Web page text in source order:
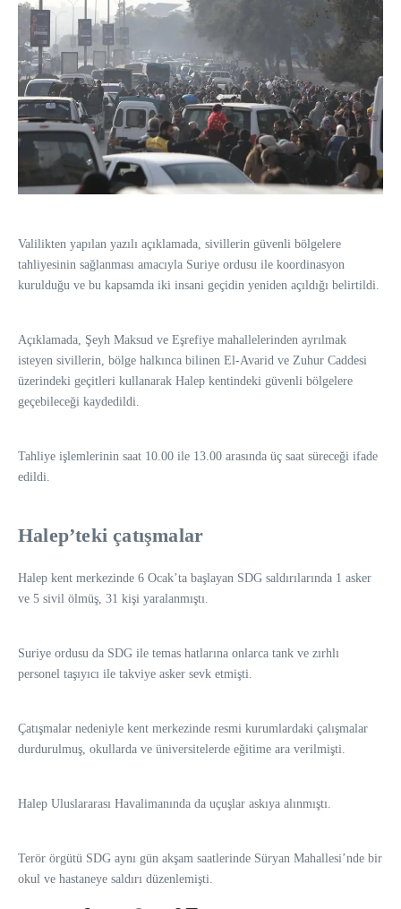
Valilikten yapılan yazılı açıklamada, sivillerin güvenli bölgelere
tahliyesinin sağlanması amacıyla Suriye ordusu ile koordinasyon
kurulduğu ve bu kapsamda iki insani geçidin yeniden açıldığı belirtildi.
Açıklamada, Şeyh Maksud ve Eşrefiye mahallelerinden ayrılmak
isteyen sivillerin, bölge halkınca bilinen El-Avarid ve Zuhur Caddesi
üzerindeki geçitleri kullanarak Halep kentindeki güvenli bölgelere
geçebileceği kaydedildi.
Tahliye işlemlerinin saat 10.00 ile 13.00 arasında üç saat süreceği ifade
edildi.
Halep’teki çatışmalar
Halep kent merkezinde 6 Ocak’ta başlayan SDG saldırılarında 1 asker
ve 5 sivil ölmüş, 31 kişi yaralanmıştı.
Suriye ordusu da SDG ile temas hatlarına onlarca tank ve zırhlı
personel taşıyıcı ile takviye asker sevk etmişti.
Çatışmalar nedeniyle kent merkezinde resmi kurumlardaki çalışmalar
durdurulmuş, okullarda ve üniversitelerde eğitime ara verilmişti.
Halep Uluslararası Havalimanında da uçuşlar askıya alınmıştı.
Terör örgütü SDG aynı gün akşam saatlerinde Süryan Mahallesi’nde bir
okul ve hastaneye saldırı düzenlemişti.